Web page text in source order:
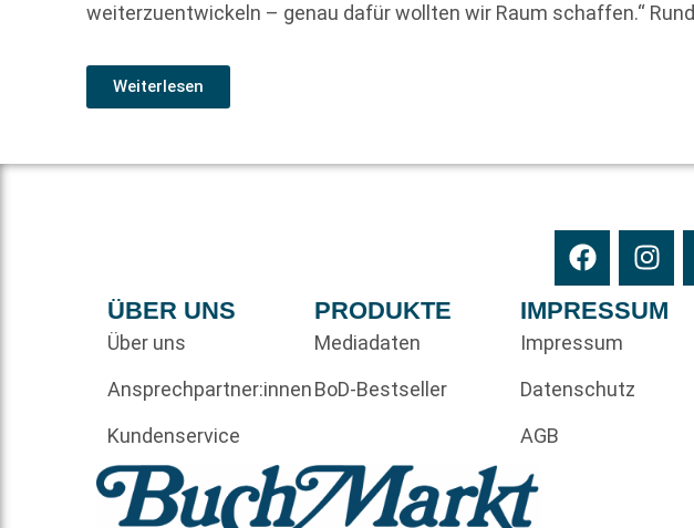
weiterzuentwickeln – genau dafür wollten wir Raum schaffen.“ Rund
Weiterlesen
ÜBER UNS
Über uns
Ansprechpartner:innen
Kundenservice
PRODUKTE
Mediadaten
BoD-Bestseller
IMPRESSUM
Impressum
Datenschutz
AGB